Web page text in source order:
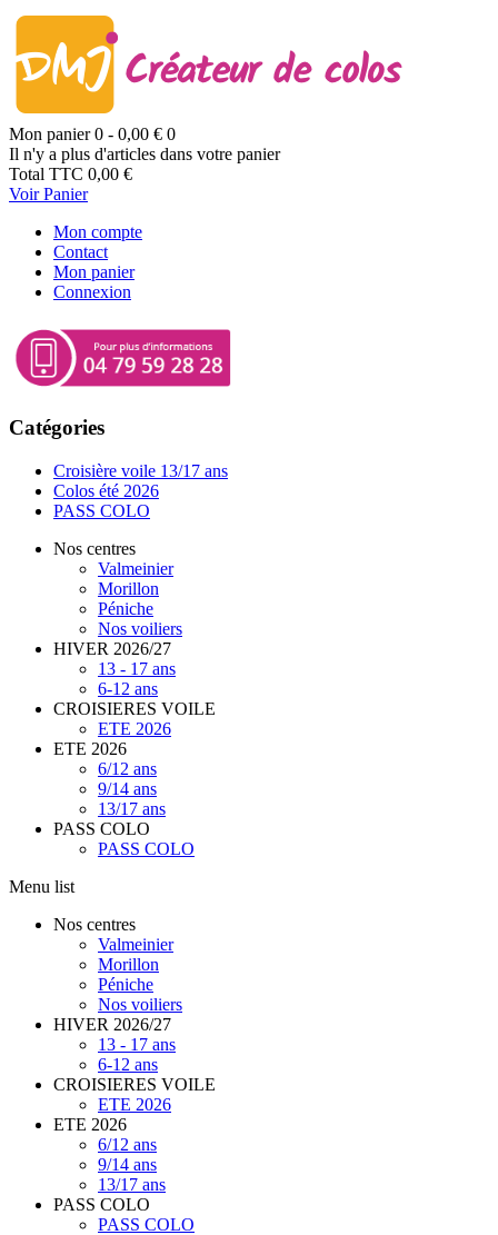
Mon panier 0 - 0,00 € 0
Il n'y a plus d'articles dans votre panier
Total TTC 0,00 €
Voir Panier
Mon compte
Contact
Mon panier
Connexion
Catégories
Croisière voile 13/17 ans
Colos été 2026
PASS COLO
Nos centres
Valmeinier
Morillon
Péniche
Nos voiliers
HIVER 2026/27
13 - 17 ans
6-12 ans
CROISIERES VOILE
ETE 2026
ETE 2026
6/12 ans
9/14 ans
13/17 ans
PASS COLO
PASS COLO
Menu list
Nos centres
Valmeinier
Morillon
Péniche
Nos voiliers
HIVER 2026/27
13 - 17 ans
6-12 ans
CROISIERES VOILE
ETE 2026
ETE 2026
6/12 ans
9/14 ans
13/17 ans
PASS COLO
PASS COLO